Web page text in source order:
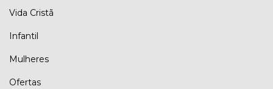
Vida Cristã
Infantil
Mulheres
Ofertas